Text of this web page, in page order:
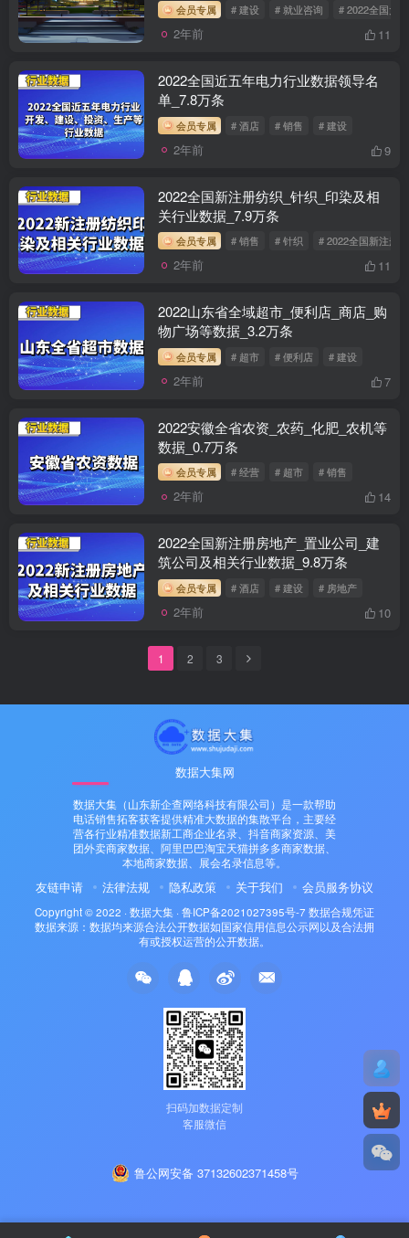
会员专属 # 建设 # 就业咨询 # 2022全国大学
2年前 11
2022全国近五年电力行业数据领导名
单_7.8万条
会员专属 # 酒店 # 销售 # 建设
2年前 9
2022全国新注册纺织_针织_印染及相
关行业数据_7.9万条
会员专属 # 销售 # 针织 # 2022全国新注册
2年前 11
2022山东省全域超市_便利店_商店_购
物广场等数据_3.2万条
会员专属 # 超市 # 便利店 # 建设
2年前 7
2022安徽全省农资_农药_化肥_农机等
数据_0.7万条
会员专属 # 经营 # 超市 # 销售
2年前 14
2022全国新注册房地产_置业公司_建
筑公司及相关行业数据_9.8万条
会员专属 # 酒店 # 建设 # 房地产
2年前 10
1 2 3
数据大集网
数据大集（山东新企查网络科技有限公司）是一款帮助
电话销售拓客获客提供精准大数据的集散平台，主要经
营各行业精准数据新工商企业名录、抖音商家资源、美
团外卖商家数据、阿里巴巴淘宝天猫拼多多商家数据、
本地商家数据、展会名录信息等。
友链申请 法律法规 隐私政策 关于我们 会员服务协议
Copyright © 2022 · 数据大集 · 鲁ICP备2021027395号-7 数据合规凭证
数据来源：数据均来源合法公开数据如国家信用信息公示网以及合法拥
有或授权运营的公开数据。
扫码加数据定制
客服微信
鲁公网安备 37132602371458号